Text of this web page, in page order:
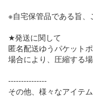
※自宅保管品である旨、
★発送に関して
匿名配送ゆうパケット
場合により、圧縮する
---------------
その他、様々なアイテ